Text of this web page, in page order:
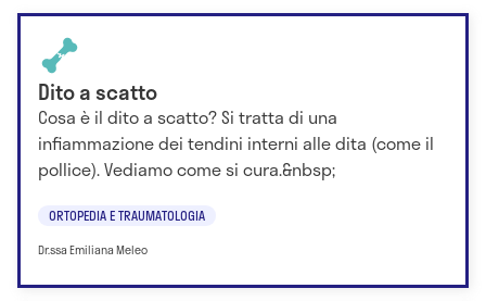
Dito a scatto
Cosa è il dito a scatto? Si tratta di una
infiammazione dei tendini interni alle dita (come il
pollice). Vediamo come si cura.&nbsp;
ORTOPEDIA E TRAUMATOLOGIA
Dr.ssa Emiliana Meleo